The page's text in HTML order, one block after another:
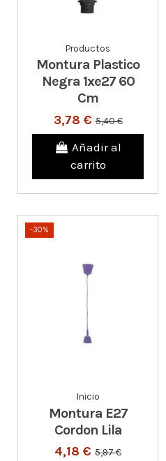
Productos
Montura Plastico
Negra 1xe27 60
Cm
3,78 €5,40 €
Añadir al
carrito
-30%
Inicio
Montura E27
Cordon Lila
4,18 € 5,97 €